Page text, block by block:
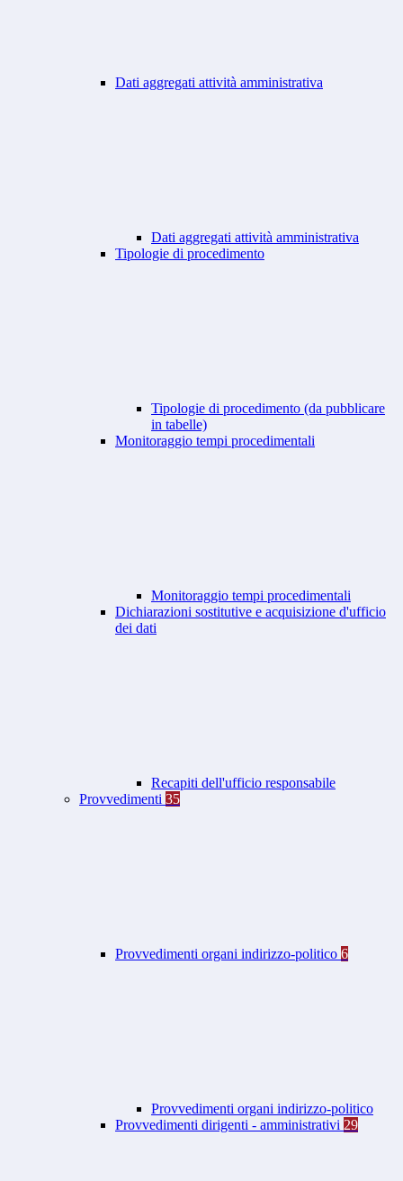
Dati aggregati attività amministrativa
Dati aggregati attività amministrativa
Tipologie di procedimento
Tipologie di procedimento (da pubblicare
in tabelle)
Monitoraggio tempi procedimentali
Monitoraggio tempi procedimentali
Dichiarazioni sostitutive e acquisizione d'ufficio
dei dati
Recapiti dell'ufficio responsabile
Provvedimenti 35
Provvedimenti organi indirizzo-politico 6
Provvedimenti organi indirizzo-politico
Provvedimenti dirigenti - amministrativi 29